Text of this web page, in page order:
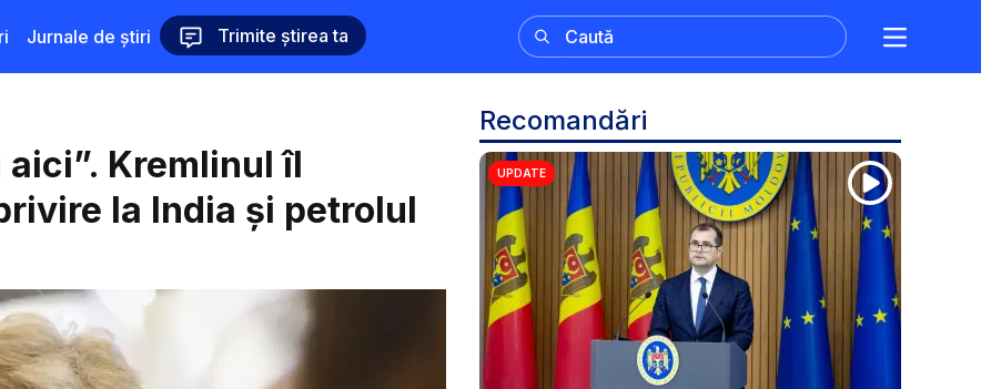
Jurnale de știri Trimite știrea ta
Kremlinul îl
la India și petrolul
Recomandări
UPDATE